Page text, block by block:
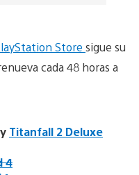
Store sigue su
cada 48 horas a
y Titanfall 2 Deluxe
4